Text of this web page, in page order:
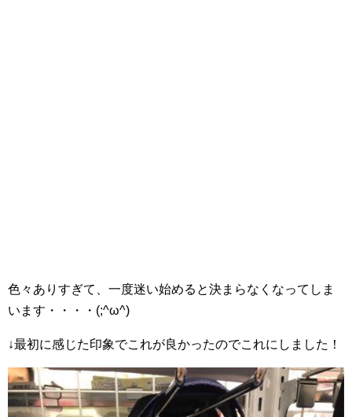
色々ありすぎて、一度迷い始めると決まらなくなってしま
います・・・・(;^ω^)
↓最初に感じた印象でこれが良かったのでこれにしました！